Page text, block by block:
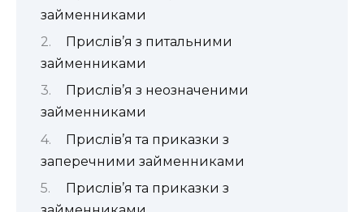
займенниками
Прислів’я з питальними
займенниками
Прислів’я з неозначеними
займенниками
Прислів’я та приказки з
заперечними займенниками
Прислів’я та приказки з